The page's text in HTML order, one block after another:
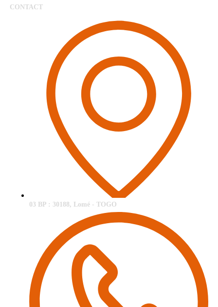
CONTACT
03 BP : 30188, Lomé - TOGO